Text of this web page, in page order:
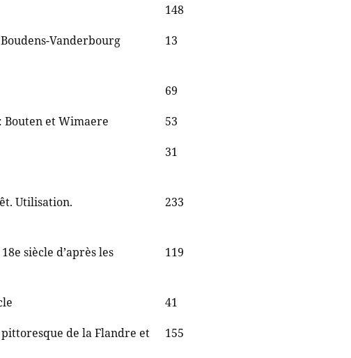
148
Vanderbourg 13
69
Bouten et Wimaere
53
31
Utilisation. 233
siècle d’après les
119
41
pittoresque de la Flandre et
155